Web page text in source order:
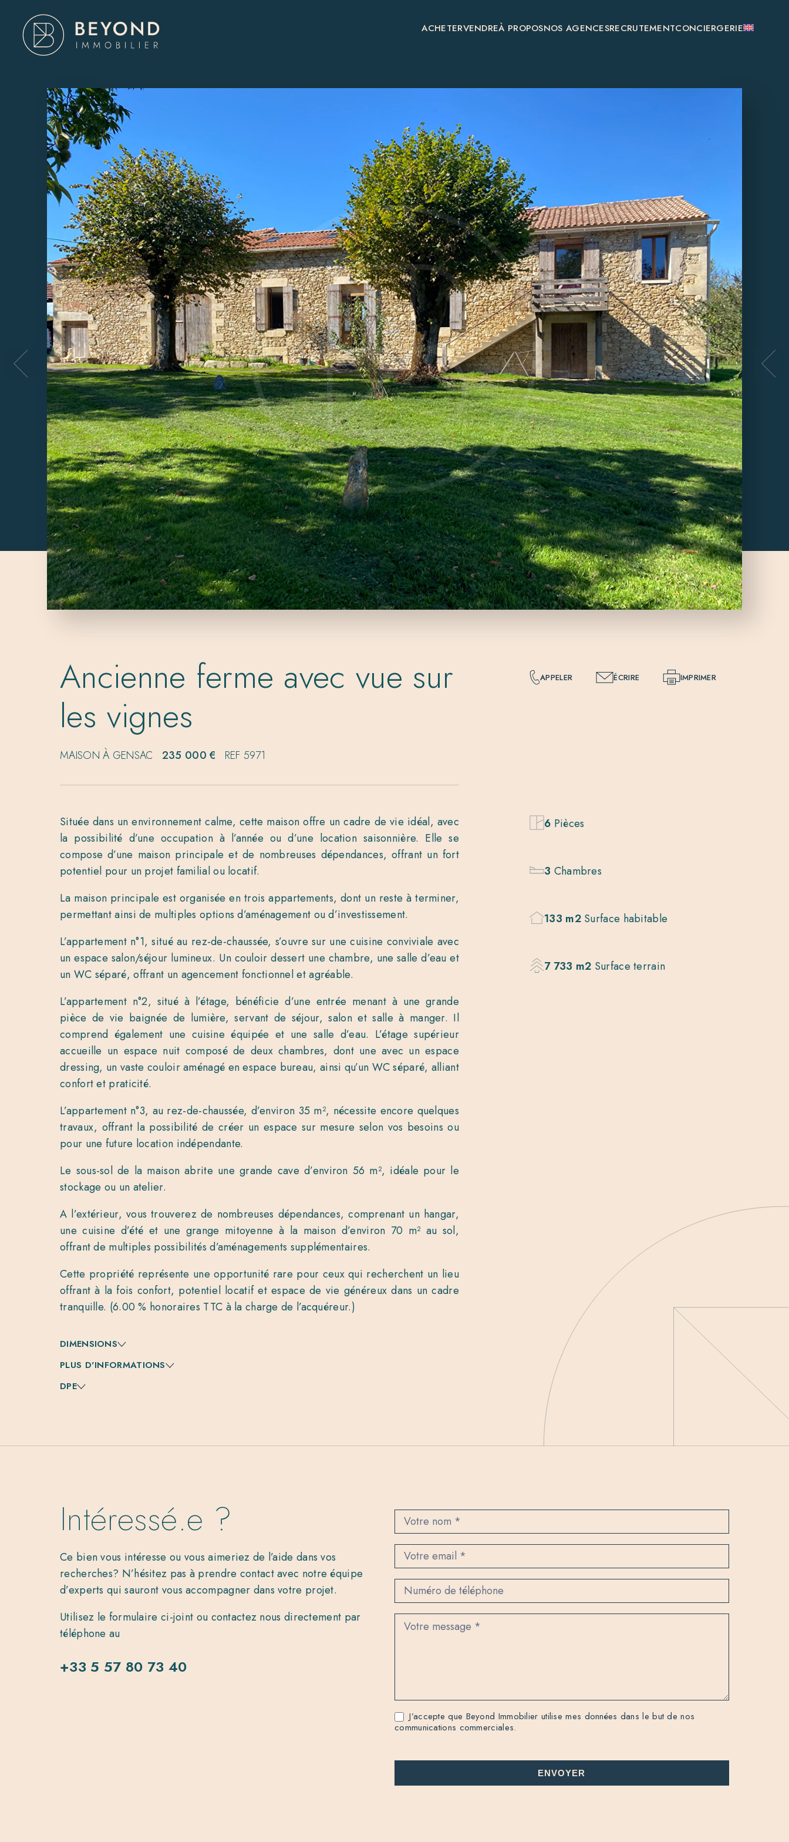
ACHETERVENDREÀ PROPOSNOS AGENCES
BOULIAC
RECRUTEMENTCONCIERGERIE
Ancienne ferme avec vue sur
les vignes
MAISON À GENSAC 235 000 € REF 5971
APPELER ÉCRIRE IMPRIMER
Située dans un environnement calme, cette maison offre un cadre de vie idéal, avec
la possibilité d’une occupation à l’année ou d’une location saisonnière. Elle se
compose d’une maison principale et de nombreuses dépendances, offrant un fort
potentiel pour un projet familial ou locatif.
La maison principale est organisée en trois appartements, dont un reste à terminer,
permettant ainsi de multiples options d’aménagement ou d’investissement.
L’appartement n°1, situé au rez-de-chaussée, s’ouvre sur une cuisine conviviale avec
un espace salon/séjour lumineux. Un couloir dessert une chambre, une salle d’eau et
un WC séparé, offrant un agencement fonctionnel et agréable.
L’appartement n°2, situé à l’étage, bénéficie d’une entrée menant à une grande
pièce de vie baignée de lumière, servant de séjour, salon et salle à manger. Il
comprend également une cuisine équipée et une salle d’eau. L’étage supérieur
accueille un espace nuit composé de deux chambres, dont une avec un espace
dressing, un vaste couloir aménagé en espace bureau, ainsi qu’un WC séparé, alliant
confort et praticité.
L’appartement n°3, au rez-de-chaussée, d’environ 35 m², nécessite encore quelques
travaux, offrant la possibilité de créer un espace sur mesure selon vos besoins ou
pour une future location indépendante.
Le sous-sol de la maison abrite une grande cave d’environ 56 m², idéale pour le
stockage ou un atelier.
A l’extérieur, vous trouverez de nombreuses dépendances, comprenant un hangar,
une cuisine d’été et une grange mitoyenne à la maison d’environ 70 m² au sol,
offrant de multiples possibilités d’aménagements supplémentaires.
Cette propriété représente une opportunité rare pour ceux qui recherchent un lieu
offrant à la fois confort, potentiel locatif et espace de vie généreux dans un cadre
tranquille. (6.00 % honoraires TTC à la charge de l’acquéreur.)
DIMENSIONS
PLUS D'INFORMATIONS
DPE
6 Pièces
3 Chambres
133 m2Surface habitable
7 733 m2 Surface terrain
Intéressé.e ?
Ce bien vous intéresse ou vous aimeriez de l’aide dans vos
recherches? N’hésitez pas à prendre contact avec notre équipe
d’experts qui sauront vous accompagner dans votre projet.
Utilisez le formulaire ci-joint ou contactez nous directement par
téléphone au
+33 5 57 80 73 40
C
n
t
c
t
J’accepte que Beyond Immobilier utilise mes données dans le but de nos
communications commerciales.
ENVOYER